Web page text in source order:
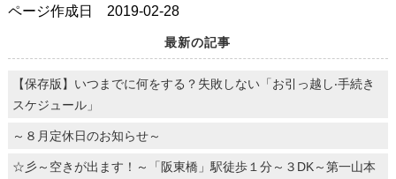
ページ作成日 2019-02-28
最新の記事
【保存版】いつまでに何をする？失敗しない「お引っ越し‧⼿続き
スケジュール」
～８月定休日のお知らせ～
☆彡～空きが出ます！～「阪東橋」駅徒歩１分～３DK～第一山本